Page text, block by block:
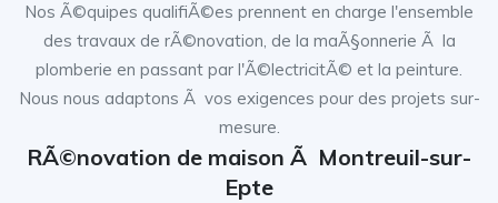
Nos Ã©quipes qualifiÃ©es prennent en charge l'ensemble
des travaux de rÃ©novation, de la maÃ§onnerie Ã la
plomberie en passant par l'Ã©lectricitÃ© et la peinture.
Nous nous adaptons Ã vos exigences pour des projets sur-
mesure.
RÃ©novation de maison Ã Montreuil-sur-
Epte